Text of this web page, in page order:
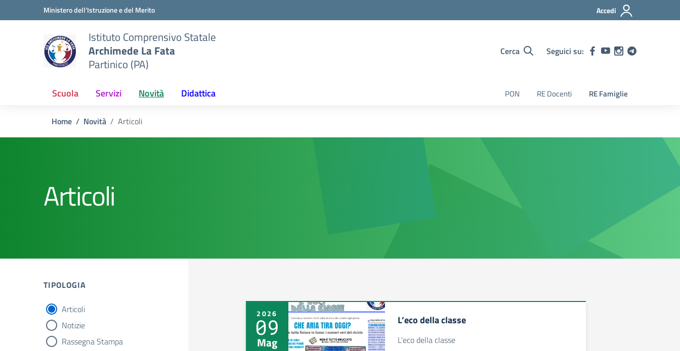
Vai ai contenuti
Vai al menu di navigazioneMinistero dell'Istruzione e del Merito Accedi
Istituto Comprensivo Statale
Archimede La Fata
Partinico (PA)
Cerca Seguici su:
Scuola Servizi Novità Didattica PON RE Docenti RE Famiglie
Home Novità Articoli
Articoli
TIPOLOGIA
tipologia di articoli
Articoli
Notizie
Rassegna Stampa
2026
09
Mag
L’eco della classe
L'eco della classe